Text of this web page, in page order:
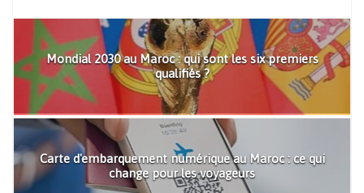
Mondial 2030 au Maroc : qui sont les six premiers
qualifiés ?
Carte d'embarquement numérique au Maroc : ce qui
change pour les voyageurs